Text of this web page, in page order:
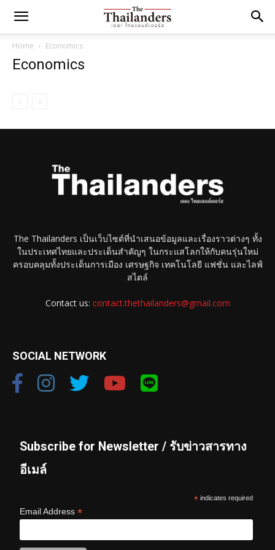
Home Economics
Economics
The Thailanders เป็นเว็บไซต์ที่นำเสนอข้อมูลและเรื่องราวต่างๆ ทั้ง
ในประเทศไทยและประเด็นสำคัญๆ ในกระแสโลกให้กับคนรุ่นใหม่
ครอบคลุมทั้งประเด็นการเมือง เศรษฐกิจ เทคโนโลยี แฟชั่น และไลฟ์
สไตล์
Contact us: contact.thethailanders@gmail.com
SOCIAL NETWORK
Subscribe for Newsletter / รับข่าวสารทาง
อีเมล์
* indicates required
Email Address*